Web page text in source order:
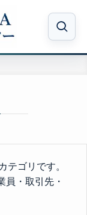
テゴリです。
員・取引先・